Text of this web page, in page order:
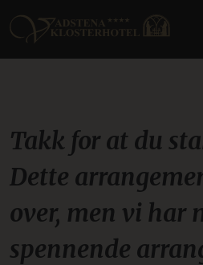
Takk for at du
Dette
over, men vi har
spennende